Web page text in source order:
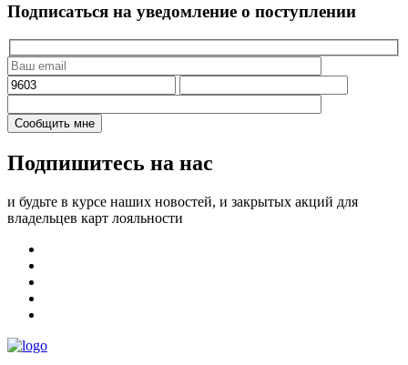
Подписаться на уведомление о поступлении
Подпишитесь на нас
и будьте в курсе наших новостей, и закрытых акций для
владельцев карт лояльности